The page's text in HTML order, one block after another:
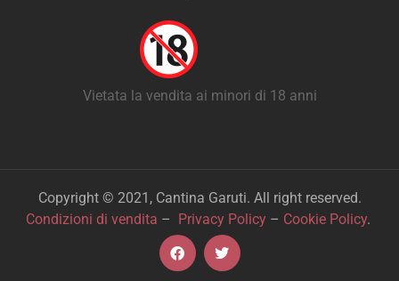
Vietata la vendita ai minori di 18 anni
Copyright © 2021, Cantina Garuti. All right reserved.
Condizioni di vendita – Privacy Policy– Cookie Policy.